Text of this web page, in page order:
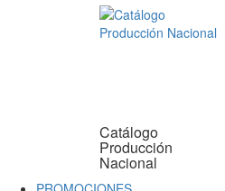
Catálogo
Producción
Nacional